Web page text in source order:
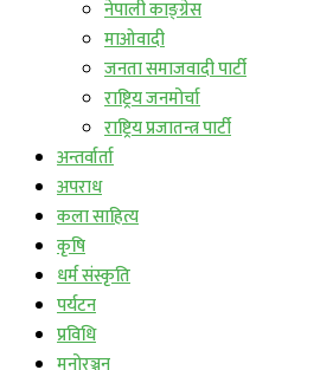
नेपाली काङ्ग्रेस
माओवादी
जनता समाजवादी पार्टी
राष्ट्रिय जनमोर्चा
राष्ट्रिय प्रजातन्त्र पार्टी
अन्तर्वार्ता
अपराध
कला साहित्य
कृषि
धर्म संस्कृति
पर्यटन
प्रविधि